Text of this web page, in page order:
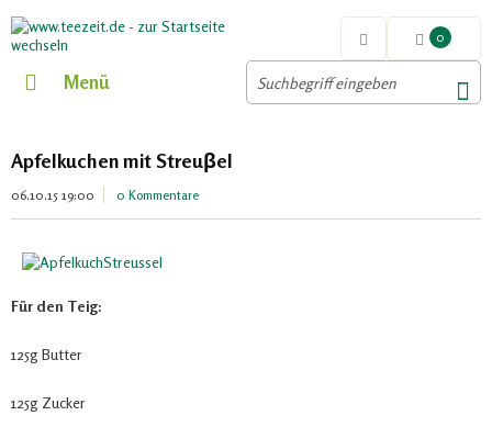
0
Menü
Apfelkuchen mit Streuβel
06.10.15 19:00 0 Kommentare
Für den Teig:
125g Butter
125g Zucker